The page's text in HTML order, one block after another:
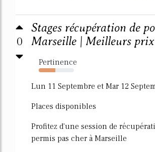
0
Stages récupération de
Marseille | Meilleurs prix
Pertinence
47%
Lun 11 Septembre et Mar 12
Places disponibles
Profitez d'une session de
permis pas cher à Marseille